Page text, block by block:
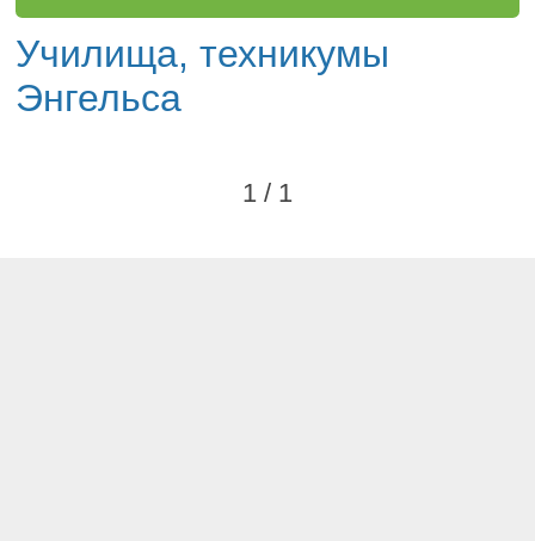
Училища, техникумы
Энгельса
1 / 1